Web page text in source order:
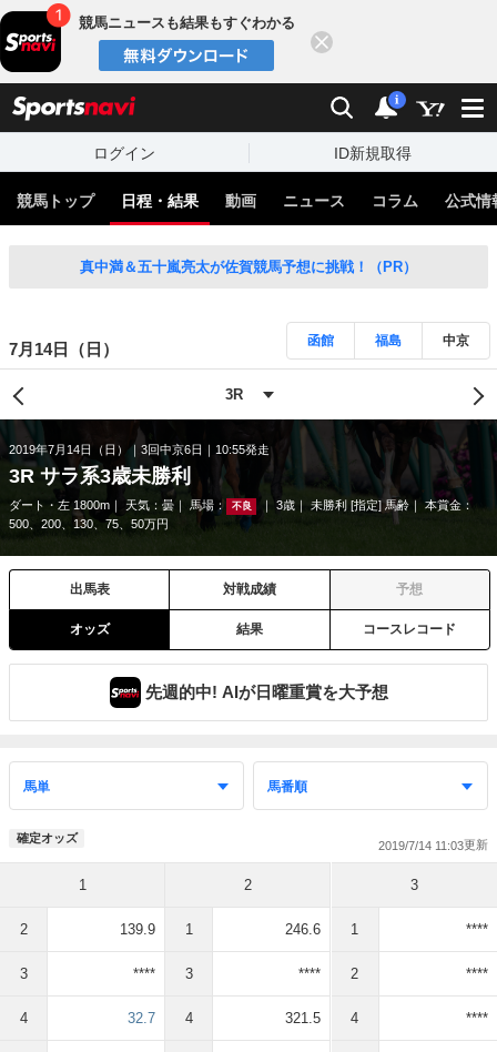
競馬ニュースも結果もすぐわかる
検索 通知
i
ログイン ID新規取得
競馬トップ 日程・結果 動画 ニュース コラム 公式情
真中満＆五十嵐亮太が佐賀競馬予想に挑戦！（PR）
7月14日（日） 函館 福島 中京
2019年7月14日（日） 3回中京6日 10:55発走
3R サラ系3歳未勝利
ダート・左 1800m 天気： 曇 馬場： 不良 3歳 未勝利 [指定] 馬齢
本賞金：
500、200、130、75、50万円
出馬表 対戦成績 予想
オッズ 結果 コースレコード
先週的中! AIが日曜重賞を大予想
確定オッズ
2019/7/14 11:03
1
2 139.9
3 ****
4 32.7
2
1 246.6
3 ****
4 321.5
3
1 ****
2 ****
4 ****